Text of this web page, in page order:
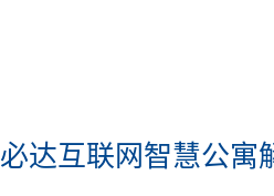
必达互联网智慧公寓